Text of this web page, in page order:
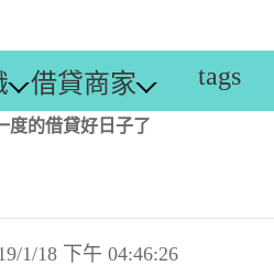
借貸商家 tags
度的借貸好日子了
1/18 下午 04:46:26